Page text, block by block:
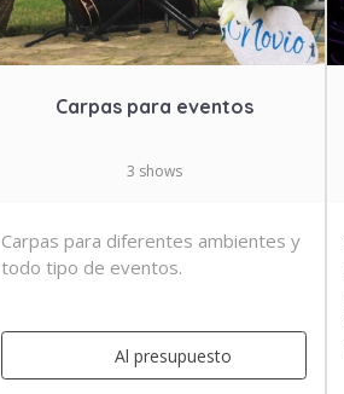
Carpas para eventos
3 shows
Carpas para diferentes ambientes y
todo tipo de eventos.
Al presupuesto